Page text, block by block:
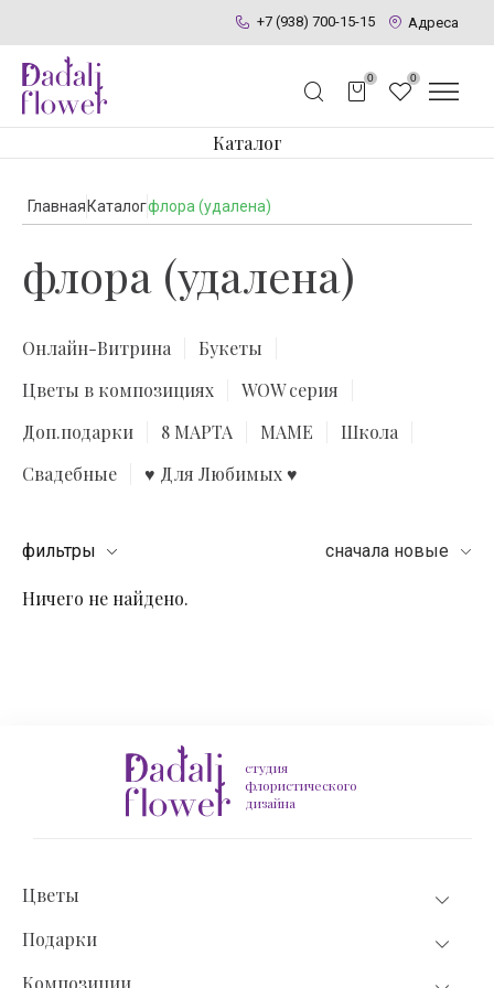
+7 (938) 700-15-15 Адреса
0 0
Каталог
Главная Каталогфлора (удалена)
флора (удалена)
Онлайн-Витрина
Букеты
Цветы в композициях
WOW серия
Доп.подарки
8 МАРТА МАМЕ
Школа
Свадебные
♥ Для Любимых ♥
фильтры сначала новые
Ничего не найдено.
студия
флористического
дизайна
Цветы
Подарки
Композиции